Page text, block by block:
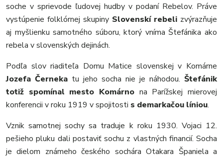
soche v sprievode ľudovej hudby v podaní Rebelov. Práve
vystúpenie folklórnej skupiny Slovenskí rebeli zvýrazňuje
aj myšlienku samotného súboru, ktorý vníma Štefánika ako
rebela v slovenských dejinách.
Podľa slov riaditeľa Domu Matice slovenskej v Komárne
Jozefa Černeka tu jeho socha nie je náhodou. Štefánik
totiž spomínal mesto Komárno na Parížskej mierovej
konferencii v roku 1919 v spojitosti s demarkačou líniou.
Vznik samotnej sochy sa traduje k roku 1930. Vojaci 12.
pešieho pluku dali postaviť sochu z vlastných financií. Socha
je dielom známeho českého sochára Otakara Španiela a